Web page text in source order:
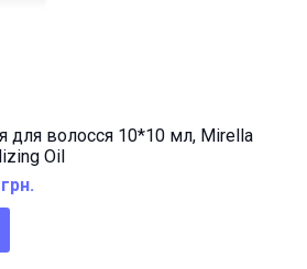
для волосся 10*10 мл, Mirella
Oil
грн.